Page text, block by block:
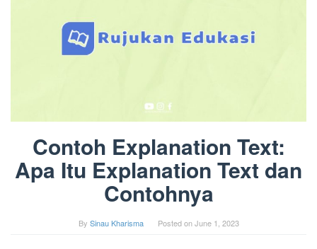
Contoh Explanation Text:
Apa Itu Explanation Text dan
Contohnya
By Sinau Kharisma Posted onJune 1, 2023